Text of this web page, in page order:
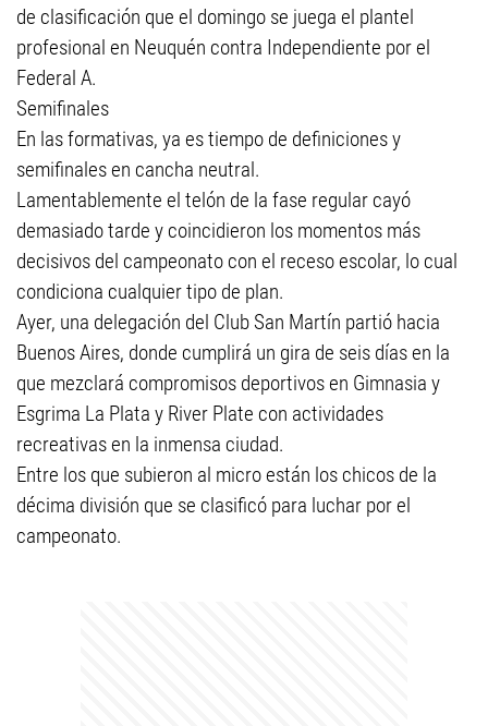
de clasificación que el domingo se juega el plantel
profesional en Neuquén contra Independiente por el
Federal A.
Semifinales
En las formativas, ya es tiempo de definiciones y
semifinales en cancha neutral.
Lamentablemente el telón de la fase regular cayó
demasiado tarde y coincidieron los momentos más
decisivos del campeonato con el receso escolar, lo cual
condiciona cualquier tipo de plan.
Ayer, una delegación del Club San Martín partió hacia
Buenos Aires, donde cumplirá un gira de seis días en la
que mezclará compromisos deportivos en Gimnasia y
Esgrima La Plata y River Plate con actividades
recreativas en la inmensa ciudad.
Entre los que subieron al micro están los chicos de la
décima división que se clasificó para luchar por el
campeonato.